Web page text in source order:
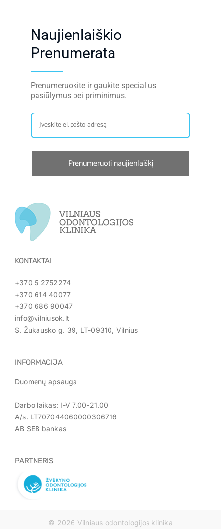
Naujienlaiškio
Prenumerata
Prenumeruokite ir gaukite specialius
pasiūlymus bei priminimus.
Prenumeruoti naujienlaiškį
KONTAKTAI
+370 5 2752274
+370 614 40077
+370 686 90047
info@vilniusok.lt
S. Žukausko g. 39, LT-09310, Vilnius
INFORMACIJA
Duomenų apsauga
Darbo laikas: I-V 7.00-21.00
A/s. LT707044060000306716
AB SEB bankas
PARTNERIS
© 2026 Vilniaus odontologijos klinika